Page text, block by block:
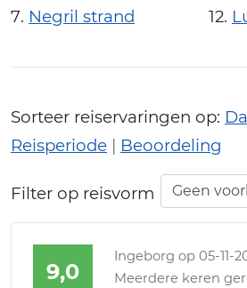
Negril strand
Sorteer reiservaringen op:
Reisperiode | Beoordeling
Filter op reisvorm
9,0
Ingeborg op 05-11-
Meerdere keren